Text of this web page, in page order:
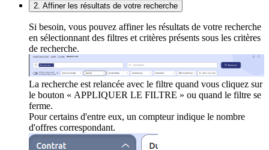
2. Affiner les résultats de votre recherche
Si besoin, vous pouvez affiner les résultats de votre recherche
en sélectionnant des filtres et critères présents sous les critères
de recherche.
La recherche est relancée avec le filtre quand vous cliquez sur
le bouton « APPLIQUER LE FILTRE » ou quand le filtre se
ferme.
Pour certains d'entre eux, un compteur indique le nombre
d'offres correspondant.